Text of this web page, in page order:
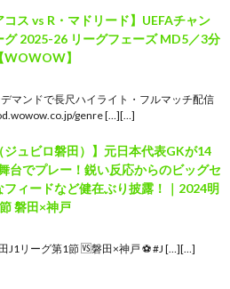
コス vs R・マドリード】UEFAチャン
グ 2025-26 リーグフェーズ MD5／3分
WOWOW】
マンドで長尺ハイライト・フルマッチ配信
genre […][…]
ジュビロ磐田）】元日本代表GKが14
台でプレー！鋭い反応からのビッグセ
フィードなど健在ぶり披露！｜2024明
磐田×神戸
J1リーグ第1節 🆚磐田×神戸 ⚽️ #J […][…]